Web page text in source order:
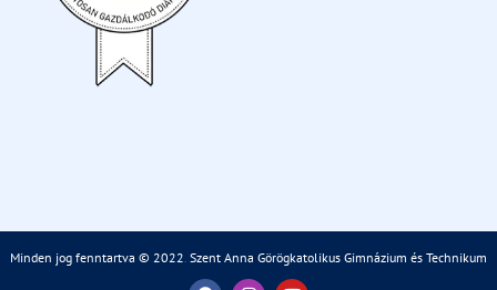
Minden jog fenntartva © 2022 Szent Anna Görögkatolikus Gimnázium és Technikum